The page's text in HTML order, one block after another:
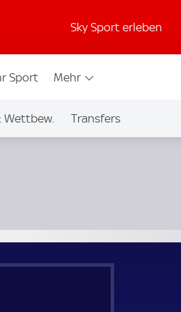
Sky Sport erleben
Sport Mehr
Wettbew. Transfers